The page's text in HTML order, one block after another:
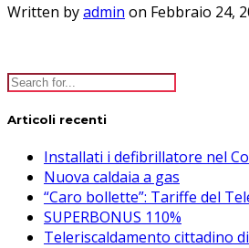
Written byadmin on Febbraio 24,
Articoli recenti
Installati i defibrillatore nel
Nuova caldaia a gas
“Caro bollette”: Tariffe del
SUPERBONUS 110%
Teleriscaldamento cittadino